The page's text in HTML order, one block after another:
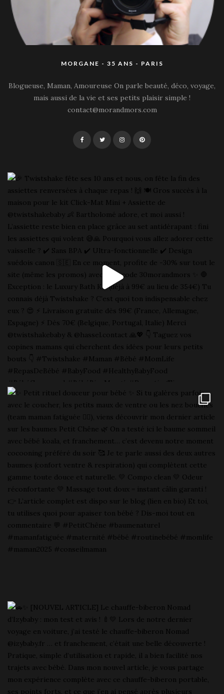
MORGANE - 35 ANS - PARIS
Blogueuse, Maman, Amoureuse On parle beauté, déco, voyage,
mais aussi de la vie et ses petits plaisir simple !
contact@morandmors.com